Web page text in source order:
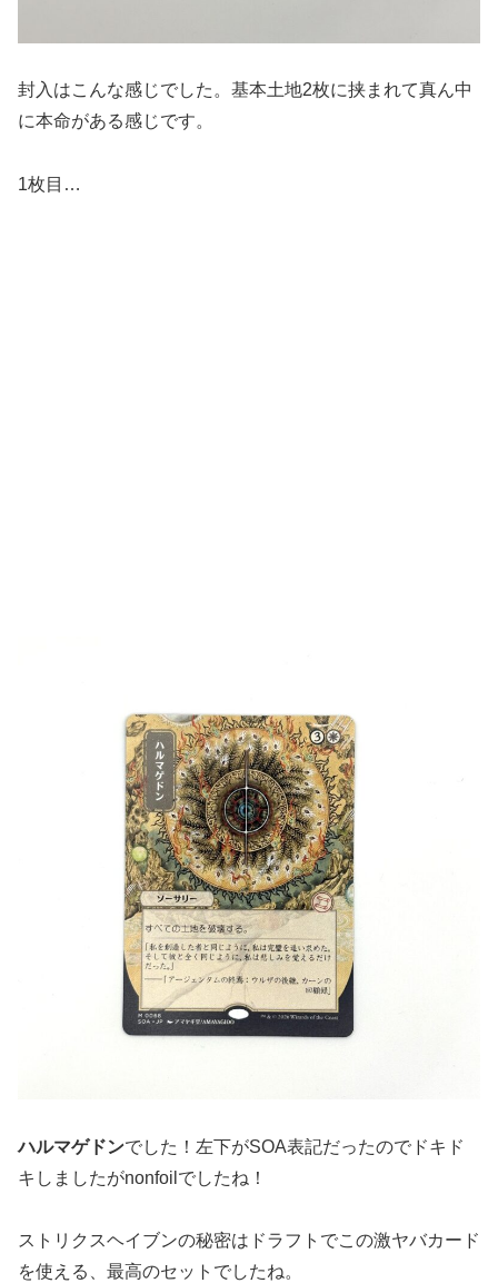
封入はこんな感じでした。基本土地2枚に挟まれて真ん中
に本命がある感じです。
1枚目…
ハルマゲドンでした！左下がSOA表記だったのでドキド
キしましたがnonfoilでしたね！
ストリクスヘイブンの秘密はドラフトでこの激ヤバカード
を使える、最高のセットでしたね。